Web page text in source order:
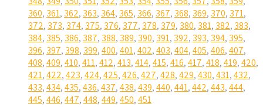
360, 361, 362, 363, 364, 365, 366, 367, 368, 369, 370, 371,
372, 373, 374, 375, 376, 377, 378, 379, 380, 381, 382, 383,
384, 385, 386, 387, 388, 389, 390, 391, 392, 393, 394, 395,
396, 397, 398, 399,400,401,402,403,404,405,406,407,
408,409,410,411,412,413,414,415,416,417,418,419,420,
421,422,423,424,425,426,427,428,429,430,431,432,
433,434,435,436,437,438,439,440,441,442,443,444,
445,446,447,448,449,450,451